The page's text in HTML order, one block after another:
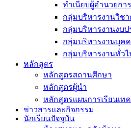
ทำเนียบผู้อำนวยการ
กลุ่มบริหารงานวิชา
กลุ่มบริหารงานงบ
กลุ่มบริหารงานบุค
กลุ่มบริหารงานทั่วไ
หลักสูตร
หลักสูตรสถานศึกษา
หลักสูตรผู้นำ
หลักสูตรแผนการเรียนเท
ข่าวสารและกิจกรรม
นักเรียนปัจจุบัน